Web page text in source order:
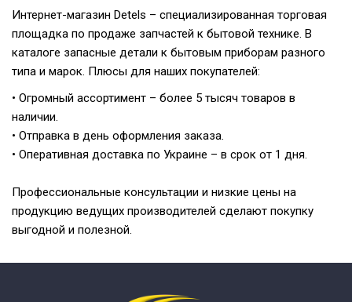
Интернет-магазин Detels – специализированная торговая
площадка по продаже запчастей к бытовой технике. В
каталоге запасные детали к бытовым приборам разного
типа и марок. Плюсы для наших покупателей:
• Огромный ассортимент – более 5 тысяч товаров в
наличии.
• Отправка в день оформления заказа.
• Оперативная доставка по Украине – в срок от 1 дня.
Профессиональные консультации и низкие цены на
продукцию ведущих производителей сделают покупку
выгодной и полезной.